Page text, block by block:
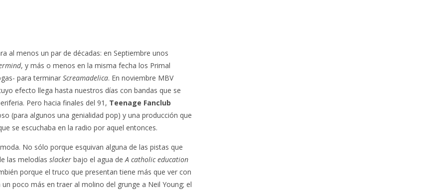
al menos un par de décadas: en Septiembre unos
, y más o menos en la misma fecha los Primal
para terminar Screamadelica. En noviembre MBV
efecto llega hasta nuestros días con bandas que se
Pero hacia finales del 91, Teenage Fanclub
(para algunos una genialidad pop) y una producción que
se escuchaba en la radio por aquel entonces.
No sólo porque esquivan alguna de las pistas que
las melodías slacker bajo el agua deA catholic education
porque el truco que presentan tiene más que ver con
poco más en traer al molino del grunge a Neil Young; el